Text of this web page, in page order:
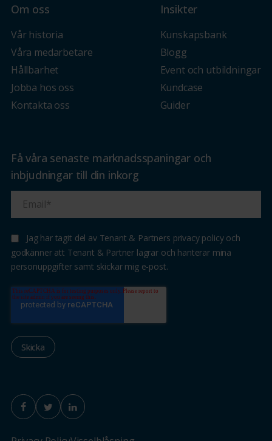
Om oss
Vår historia
Våra medarbetare
Hållbarhet
Jobba hos oss
Kontakta oss
Insikter
Kunskapsbank
Blogg
Event och utbildningar
Kundcase
Guider
Få våra senaste marknadsspaningar och
inbjudningar till din inkorg
Jag har tagit del av Tenant & Partners privacy policy och
godkänner att Tenant & Partner lagrar och hanterar mina
personuppgifter samt skickar mig e-post.